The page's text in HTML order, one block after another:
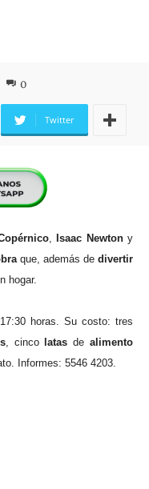
0
Twitter
, Isaac Newtony
que, además dedivertir
hogar.
horas. Su costo: tres
, cinco latas dealimento
Informes: 5546 4203.